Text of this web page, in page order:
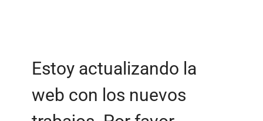
Estoy actualizando la
web con los nuevos